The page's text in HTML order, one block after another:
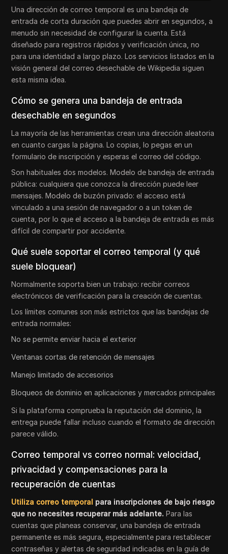
Una dirección de correo temporal es una bandeja de
entrada de corta duración que puedes abrir en segundos, a
menudo sin necesidad de configurar la cuenta. Está
diseñado para registros rápidos y verificación única, no
para una identidad a largo plazo. Los servicios listados en la
visión general del correo desechable de Wikipedia siguen
esta misma idea.
Cómo se genera una bandeja de entrada
desechable en segundos
La mayoría de las herramientas crean una dirección aleatoria
en cuanto cargas la página. Lo copias, lo pegas en un
formulario de inscripción y esperas el correo del código.
Son habituales dos modelos. Modelo de bandeja de entrada
pública: cualquiera que conozca la dirección puede leer
mensajes. Modelo de buzón privado: el acceso está
vinculado a una sesión de navegador o a un token de
cuenta, por lo que el acceso a la bandeja de entrada es más
difícil de compartir por accidente.
Qué suele soportar el correo temporal (y qué
suele bloquear)
Normalmente soporta bien un trabajo: recibir correos
electrónicos de verificación para la creación de cuentas.
Los límites comunes son más estrictos que las bandejas de
entrada normales:
No se permite enviar hacia el exterior
Ventanas cortas de retención de mensajes
Manejo limitado de accesorios
Bloqueos de dominio en aplicaciones y mercados principales
Si la plataforma comprueba la reputación del dominio, la
entrega puede fallar incluso cuando el formato de dirección
parece válido.
Correo temporal vs correo normal: velocidad,
privacidad y compensaciones para la
recuperación de cuentas
Utiliza correo temporal para inscripciones de bajo riesgo
que no necesites recuperar más adelante. Para las
cuentas que planeas conservar, una bandeja de entrada
permanente es más segura, especialmente para restablecer
contraseñas y alertas de seguridad indicadas en la guía de